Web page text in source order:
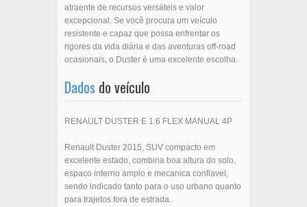
atraente de recursos versáteis e valor
excepcional. Se você procura um veículo
resistente e capaz que possa enfrentar os
rigores da vida diária e das aventuras off-road
ocasionais, o Duster é uma excelente escolha.
Dados do veículo
RENAULT DUSTER E 1.6 FLEX MANUAL 4P
Renault Duster 2015, SUV compacto em
excelente estado, combina boa altura do solo,
espaco interno amplo e mecanica confiavel,
sendo indicado tanto para o uso urbano quanto
para trajetos fora de estrada.